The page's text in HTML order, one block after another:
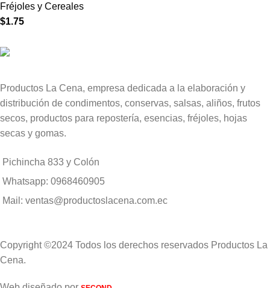
Fréjoles y Cereales
$1.75
Productos La Cena, empresa dedicada a la elaboración y
distribución de condimentos, conservas, salsas, aliños, frutos
secos, productos para repostería, esencias, fréjoles, hojas
secas y gomas.
Pichincha 833 y Colón
Whatsapp: 0968460905
Mail: ventas@productoslacena.com.ec
Copyright ©2024 Todos los derechos reservados Productos La
Cena.